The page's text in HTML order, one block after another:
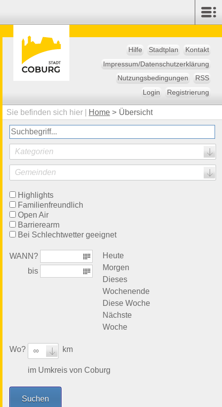
Hilfe Stadtplan
Kontakt
Impressum/Datenschutzerklärung
Nutzungsbedingungen
RSS
Login
Registrierung
Sie befinden sich hier | Home > Übersicht
Kategorien
Gemeinden
Highlights
Familienfreundlich
Open Air
Barrierearm
Bei Schlechtwetter geeignet
WANN?
bis
Heute
Morgen
Dieses
Wochenende
Diese Woche
Nächste
Woche
Wo? ∞ km
im Umkreis von Coburg